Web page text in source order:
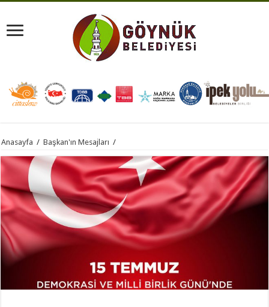
Anasayfa / Başkan'ın Mesajları /